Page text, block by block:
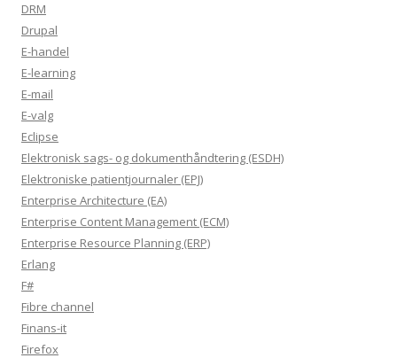
DRM
Drupal
E-handel
E-learning
E-mail
E-valg
Eclipse
Elektronisk sags- og dokumenthåndtering (ESDH)
Elektroniske patientjournaler (EPJ)
Enterprise Architecture (EA)
Enterprise Content Management (ECM)
Enterprise Resource Planning (ERP)
Erlang
F#
Fibre channel
Finans-it
Firefox